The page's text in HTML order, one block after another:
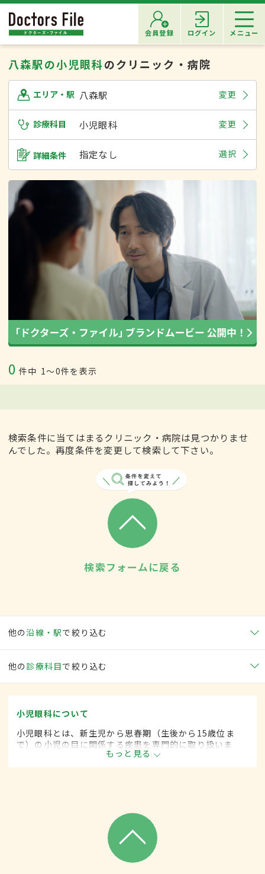
会員登録 ログイン メニュー
八森駅の小児眼科のクリニック・病院
エリア・駅 八森駅 変更
診療科目 小児眼科 変更
詳細条件 指定なし 選択
0 件中 1〜0件を表示
検索条件に当てはまるクリニック・病院は見つかりませ
んでした。再度条件を変更して検索して下さい。
検索フォームに戻る
他の沿線・駅で絞り込む
他の 診療科目で絞り込む
小児眼科について
小児眼科とは、新生児から思春期（生後から15歳位ま
で）の小児の目に関係する疾患を専門的に取り扱いま
もっと見る